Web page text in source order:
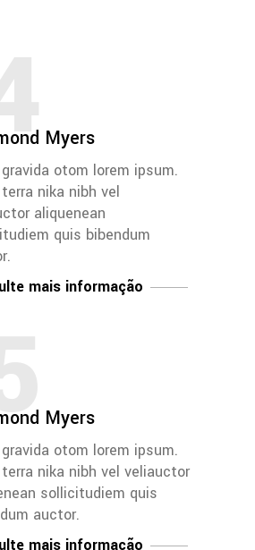
Myers
otom lorem ipsum.
nika nibh vel
aliquenean
quis bibendum
mais informação
Myers
otom lorem ipsum.
nika nibh vel veliauctor
sollicitudiem quis
auctor.
mais informação